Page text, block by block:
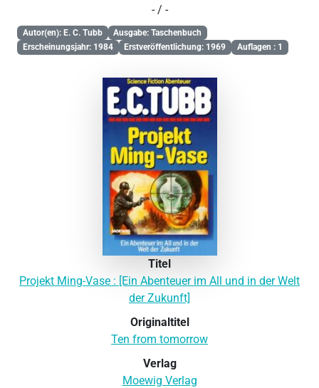
- / -
Autor(en): E. C. Tubb
Ausgabe: Taschenbuch
Erscheinungsjahr: 1984
Erstveröffentlichung: 1969 Auflagen : 1
Titel
Projekt Ming-Vase : [Ein Abenteuer im All und in der Welt
der Zukunft]
Originaltitel
Ten from tomorrow
Verlag
Moewig Verlag